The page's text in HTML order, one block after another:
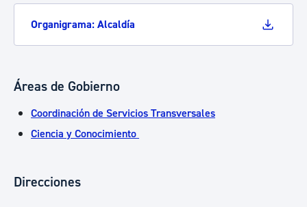
Organigrama: Alcaldía
Áreas de Gobierno
Coordinación de Servicios Transversales
Ciencia y Conocimiento
Direcciones